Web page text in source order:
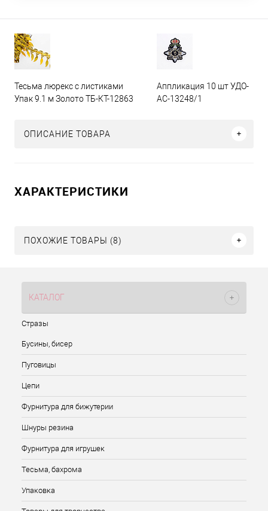
Тесьма люрекс с листиками
Упак 9.1 м Золото ТБ-КТ-12863
Аппликация 10 шт УДО-
АС-13248/1
ОПИСАНИЕ ТОВАРА
ХАРАКТЕРИСТИКИ
ПОХОЖИЕ ТОВАРЫ (8)
КАТАЛОГ
Стразы
Бусины, бисер
Пуговицы
Цепи
Фурнитура для бижутерии
Шнуры резина
Фурнитура для игрушек
Тесьма, бахрома
Упаковка